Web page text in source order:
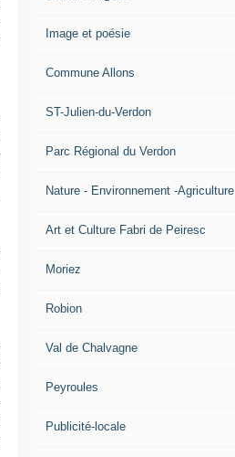
Image et poésie
Commune Allons
ST-Julien-du-Verdon
Parc Régional du Verdon
Nature - Environnement -Agriculture
Art et Culture Fabri de Peiresc
Moriez
Robion
Val de Chalvagne
Peyroules
Publicité-locale